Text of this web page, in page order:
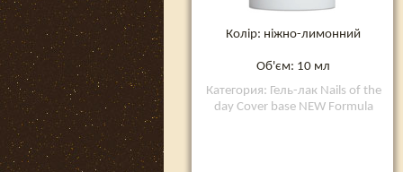
Колір: ніжно-лимонний
Об'єм: 10 мл
Категория: Гель-лак Nails of the
day Cover base NEW Formula